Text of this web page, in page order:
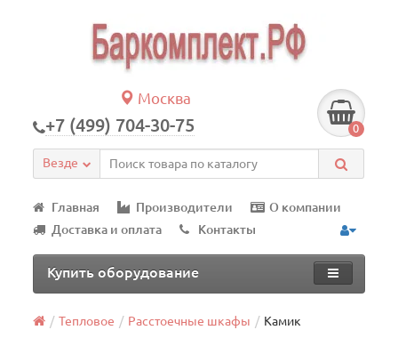
Москва
+7 (499) 704-30-75 0
Везде
Главная Производители
О компании
Доставка и оплата
Контакты
Купить оборудование
Тепловое Расстоечные шкафы Камик